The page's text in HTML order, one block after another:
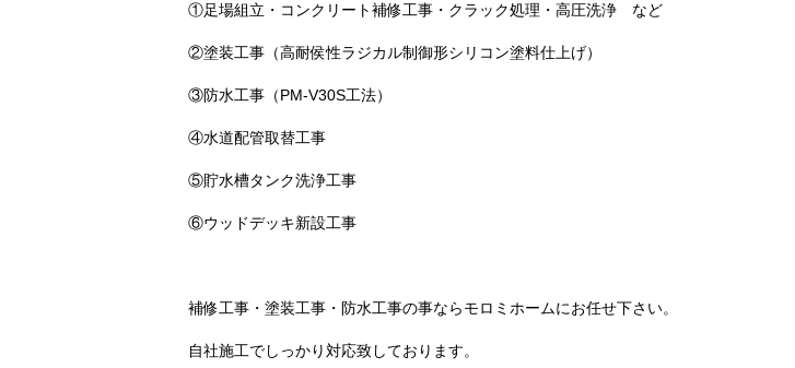
①足場組立・コンクリート補修工事・クラック処理・高圧洗浄 など
②塗装工事（高耐侯性ラジカル制御形シリコン塗料仕上げ）
③防水工事（PM-V30S工法）
④水道配管取替工事
⑤貯水槽タンク洗浄工事
⑥ウッドデッキ新設工事
補修工事・塗装工事・防水工事の事ならモロミホームにお任せ下さい。
自社施工でしっかり対応致しております。